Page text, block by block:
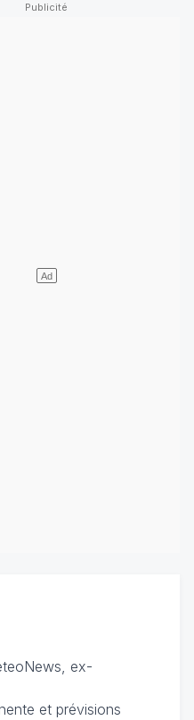
ex-
et prévisions